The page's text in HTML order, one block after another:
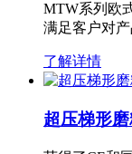
MTW系列欧
满足客户对
了解详情
超压梯形